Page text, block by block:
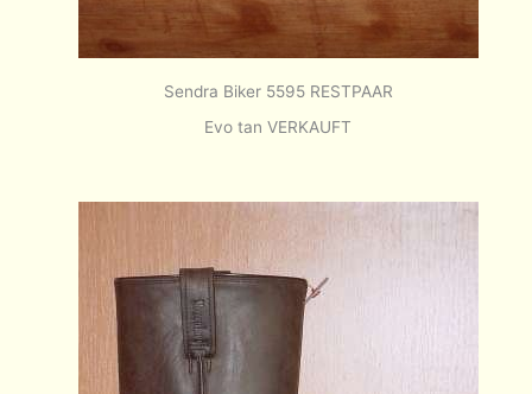
Sendra Biker 5595 RESTPAAR
Evo tan VERKAUFT